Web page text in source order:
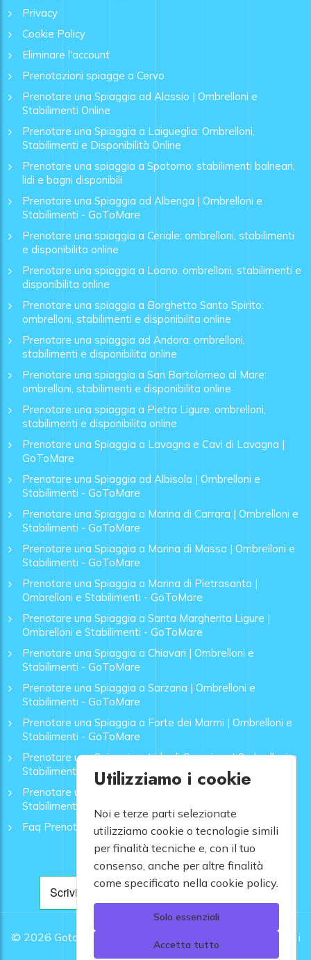
Privacy
Cookie Policy
Eliminare l'account
Prenotazioni spiagge a Cervo
Prenotare una Spiaggia ad Alassio | Ombrelloni e
Stabilimenti Online
Prenotare una Spiaggia a Laigueglia: Ombrelloni,
Stabilimenti e Disponibilità Online
Prenotare una spiaggia a Spotorno: stabilimenti balneari,
lidi e bagni disponibili
Prenotare una Spiaggia ad Albenga | Ombrelloni e
Stabilimenti - GoToMare
Prenotare una spiaggia a Ceriale: ombrelloni, stabilimenti
e disponibilita online
Prenotare una spiaggia a Loano: ombrelloni, stabilimenti e
disponibilita online
Prenotare una spiaggia a Borghetto Santo Spirito:
ombrelloni, stabilimenti e disponibilita online
Prenotare una spiaggia ad Andora: ombrelloni,
stabilimenti e disponibilita online
Prenotare una spiaggia a San Bartolomeo al Mare:
ombrelloni, stabilimenti e disponibilita online
Prenotare una spiaggia a Pietra Ligure: ombrelloni,
stabilimenti e disponibilita online
Prenotare una Spiaggia a Lavagna e Cavi di Lavagna |
GoToMare
Prenotare una Spiaggia ad Albisola | Ombrelloni e
Stabilimenti - GoToMare
Prenotare una Spiaggia a Marina di Carrara | Ombrelloni e
Stabilimenti - GoToMare
Prenotare una Spiaggia a Marina di Massa | Ombrelloni e
Stabilimenti - GoToMare
Prenotare una Spiaggia a Marina di Pietrasanta |
Ombrelloni e Stabilimenti - GoToMare
Prenotare una Spiaggia a Santa Margherita Ligure |
Ombrelloni e Stabilimenti - GoToMare
Prenotare una Spiaggia a Chiavari | Ombrelloni e
Stabilimenti - GoToMare
Prenotare una Spiaggia a Sarzana | Ombrelloni e
Stabilimenti - GoToMare
Prenotare una Spiaggia a Forte dei Marmi | Ombrelloni e
Stabilimenti - GoToMare
Prenotare una Spiaggia a Lido di Camaiore | Ombrelloni e
Stabilimenti - GoToMare
Prenotare una Spiaggia a Rapallo | Ombrelloni e
Stabilimenti - GoToMare
Faq Prenotazione Spiagge
© 2026 Gotomare srl - Partita IVA 12948810960 .
Tutti i
diritti riservati.
Utilizziamo i cookie
Noi e terze parti selezionate
utilizziamo cookie o tecnologie simili
per finalità tecniche e, con il tuo
consenso, anche per altre finalità
come specificato nella cookie policy.
Solo essenziali
Accetta tutto